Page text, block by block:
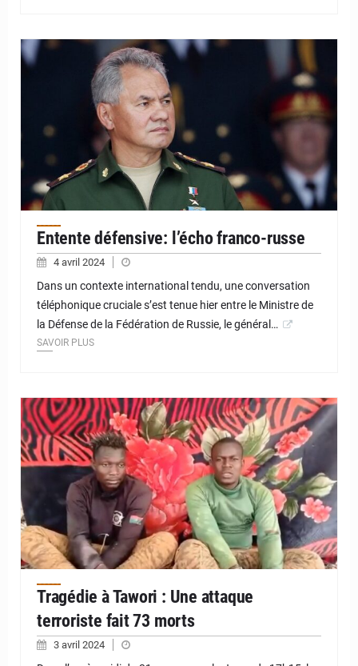
Entente défensive: l’écho franco-russe
4 avril 2024
Dans un contexte international tendu, une conversation
téléphonique cruciale s’est tenue hier entre le Ministre de
la Défense de la Fédération de Russie, le général…
SAVOIR PLUS
Tragédie à Tawori : Une attaque
terroriste fait 73 morts
3 avril 2024